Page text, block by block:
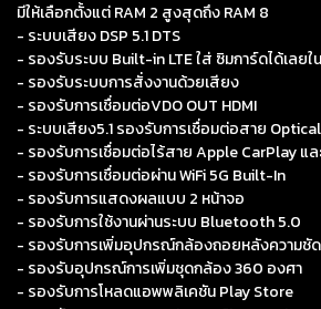
มีให้เลือกตั้งแต่ RAM 2 สูงสุดถึง RAM 8
- ระบบเสียง DSP 5.1 DTS
- รองรับระบบ Built-in LTE ใส่ ซิมการ์ดได้เลยใ
- รองรับระบบการสั่งงานด้วยเสียง
- รองรับการเชื่อมต่อVDO OUT HDMI
- ระบบเสียง5.1 รองรับการเชื่อมต่อสาย Optical
- รองรับการเชื่อมต่อไร้สาย Apple CarPlay แ
- รองรับการเชื่อมต่อผ่าน WiFi 5G Built-In
- รองรับการแสดงผลแบบ 2 หน้าจอ
- รองรับการใช้งานผ่านระบบ Bluetooth 5.0
- รองรับการเพิ่มอุปกรณ์กล้องถอยหลังความชั
- รองรับอุปกรณ์การเพิ่มชุดกล้อง 360 องศา
- รองรับการโหลดแอพพลิเคชัน Play Store